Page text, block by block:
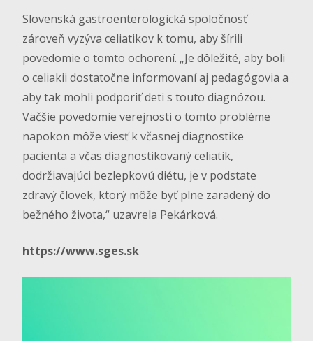
Slovenská gastroenterologická spoločnosť
zároveň vyzýva celiatikov k tomu, aby šírili
povedomie o tomto ochorení. „Je dôležité, aby boli
o celiakii dostatočne informovaní aj pedagógovia a
aby tak mohli podporiť deti s touto diagnózou.
Väčšie povedomie verejnosti o tomto probléme
napokon môže viesť k včasnej diagnostike
pacienta a včas diagnostikovaný celiatik,
dodržiavajúci bezlepkovú diétu, je v podstate
zdravý človek, ktorý môže byť plne zaradený do
bežného života,“ uzavrela Pekárková.
https://www.sges.sk